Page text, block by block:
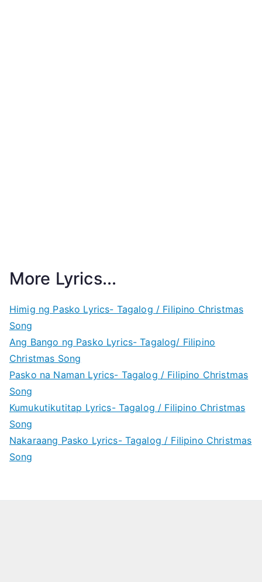
More Lyrics...
Himig ng Pasko Lyrics- Tagalog / Filipino Christmas
Song
Ang Bango ng Pasko Lyrics- Tagalog/ Filipino
Christmas Song
Pasko na Naman Lyrics- Tagalog / Filipino Christmas
Song
Kumukutikutitap Lyrics- Tagalog / Filipino Christmas
Song
Nakaraang Pasko Lyrics- Tagalog / Filipino Christmas
Song